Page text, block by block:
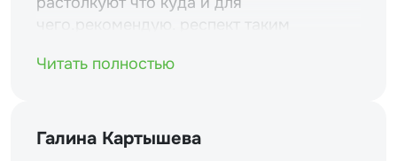
чего.рекомендую. респект таким
Читать полностью
Галина Картышева